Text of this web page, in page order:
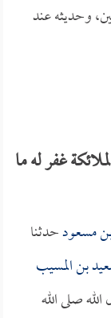
وحديثه عند
غفر له ما
مسعودحدثنا
بن المسيب
صلى الله